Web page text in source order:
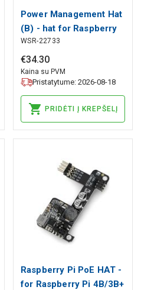
Power Management Hat
(B) - hat for Raspberry
Pi - Waveshare 23452
WSR-22733
€34.30
Kaina su PVM
Pristatytume: 2026-08-18
PRIDĖTI Į KREPŠELĮ
Raspberry Pi PoE HAT -
for Raspberry Pi 4B/3B+